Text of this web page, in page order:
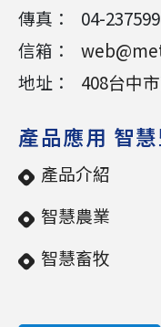
傳真：
04-
信箱：
地址：
408台中市
產品應用 智
產品介紹
智慧農業
智慧畜牧